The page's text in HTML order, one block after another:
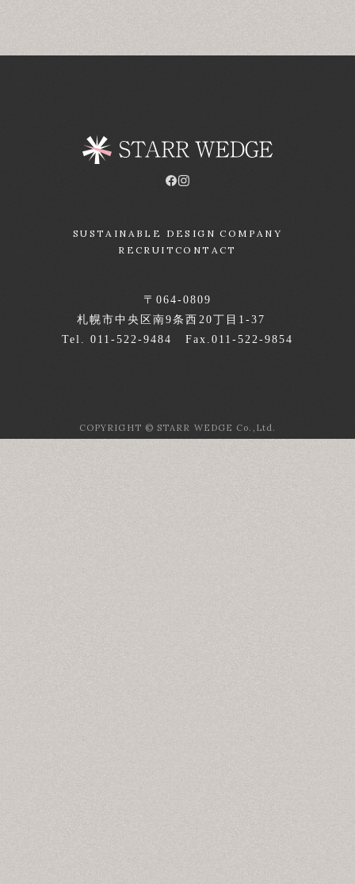
SUSTAINABLE DESIGN COMPANY
RECRUIT CONTACT
〒064-0809
札幌市中央区南9条西20丁目1-37
Tel. 011-522-9484 Fax.011-522-9854
COPYRIGHT © STARR WEDGE Co.,Ltd.